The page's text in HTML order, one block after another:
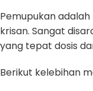
Pemupukan
krisan. Sangat
yang tepat dosis
Berikut kelebihan